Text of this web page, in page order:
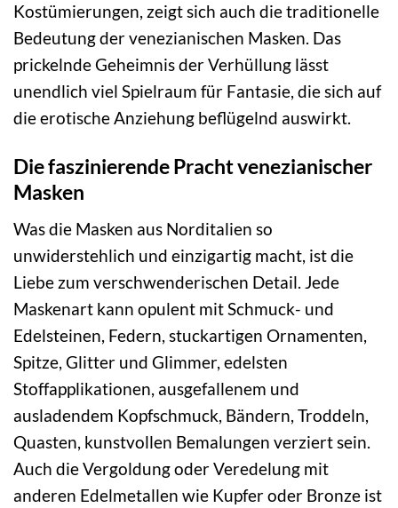
Kostümierungen, zeigt sich auch die traditionelle
Bedeutung der venezianischen Masken. Das
prickelnde Geheimnis der Verhüllung lässt
unendlich viel Spielraum für Fantasie, die sich auf
die erotische Anziehung beflügelnd auswirkt.
Die faszinierende Pracht venezianischer
Masken
Was die Masken aus Norditalien so
unwiderstehlich und einzigartig macht, ist die
Liebe zum verschwenderischen Detail. Jede
Maskenart kann opulent mit Schmuck- und
Edelsteinen, Federn, stuckartigen Ornamenten,
Spitze, Glitter und Glimmer, edelsten
Stoffapplikationen, ausgefallenem und
ausladendem Kopfschmuck, Bändern, Troddeln,
Quasten, kunstvollen Bemalungen verziert sein.
Auch die Vergoldung oder Veredelung mit
anderen Edelmetallen wie Kupfer oder Bronze ist